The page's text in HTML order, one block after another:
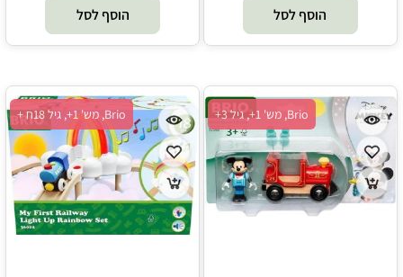
הוסף לסל הוסף לסל
Brio, מש' 1+, גיל 3+ Brio, מש' 1+, גיל 18ח +